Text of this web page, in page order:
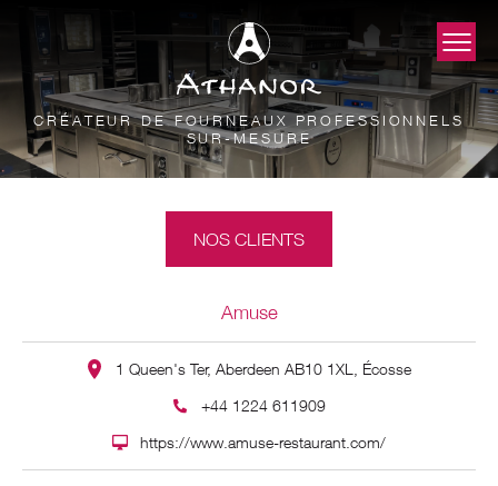
CRÉATEUR DE FOURNEAUX PROFESSIONNELS
SUR-MESURE
NOS CLIENTS
Amuse
1 Queen's Ter, Aberdeen AB10 1XL, Écosse
+44 1224 611909
https://www.amuse-restaurant.com/